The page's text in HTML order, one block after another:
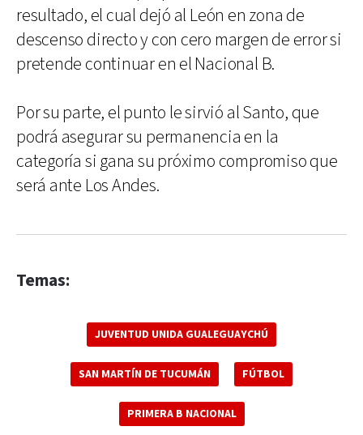
resultado, el cual dejó al León en zona de
descenso directo y con cero margen de error si
pretende continuar en el Nacional B.
Por su parte, el punto le sirvió al Santo, que
podrá asegurar su permanencia en la
categoría si gana su próximo compromiso que
será ante Los Andes.
Temas:
JUVENTUD UNIDA GUALEGUAYCHÚ
SAN MARTÍN DE TUCUMÁN FÚTBOL
PRIMERA B NACIONAL